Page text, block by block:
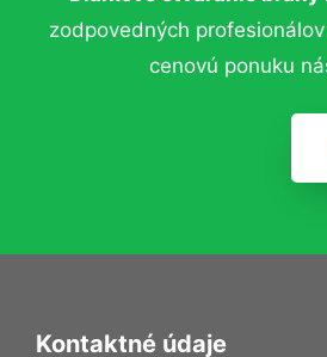
zodpovedných
cenovú ponuku
Kontaktné údaje